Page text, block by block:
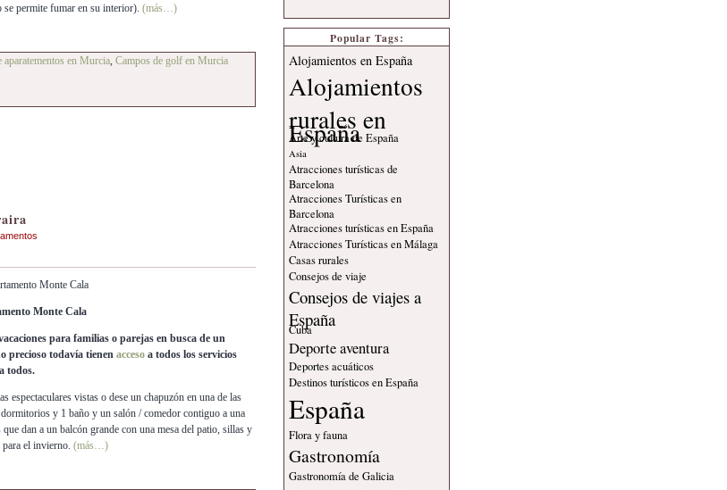
se permite fumar en su interior). (más…)
en Murcia, Campos de golf en Murcia
Monte Cala
para familias o parejas en busca de un
precioso todavía tienen acceso a todos los servicios
todos.
espectaculares vistas o dese un chapuzón en una de las
y 1 baño y un salón / comedor contiguo a una
dan a un balcón grande con una mesa del patio, sillas y
el invierno. (más…)
Popular Tags:
Alojamientos en España
Alojamientos
rurales en
España
Arte y cultura de España
Asia
Atracciones turísticas de
Barcelona
Atracciones Turísticas en
Barcelona
Atracciones turísticas en España
Atracciones Turísticas en Málaga
Casas rurales
Consejos de viaje
Consejos de viajes a
España
Cuba
Deporte aventura
Deportes acuáticos
Destinos turísticos en España
España
Flora y fauna
Gastronomía
Gastronomía de Galicia